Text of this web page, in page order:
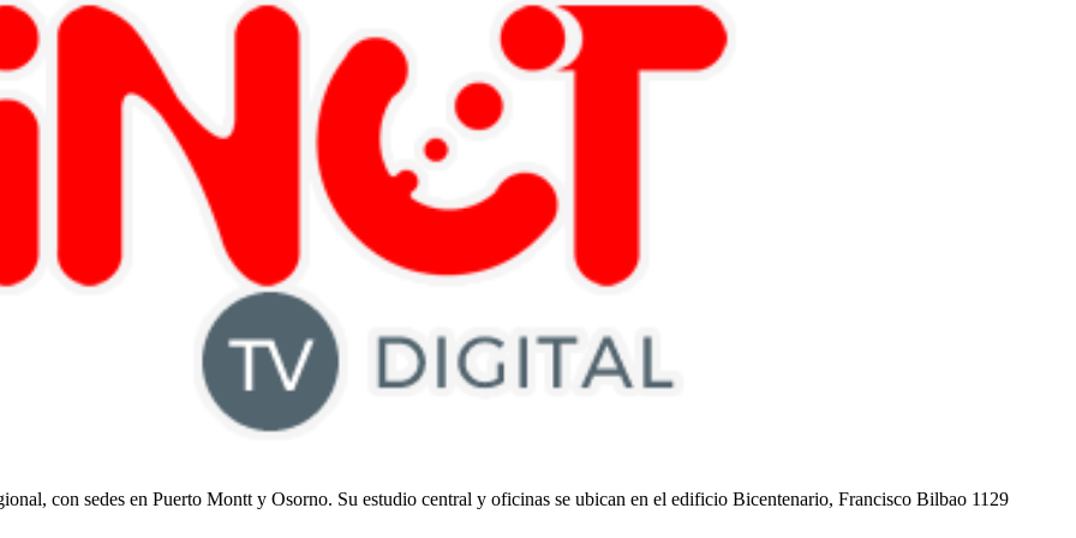
con sedes en Puerto Montt y Osorno. Su estudio central y oficinas se ubican en el edificio Bicentenario, Francisco Bilbao 1129